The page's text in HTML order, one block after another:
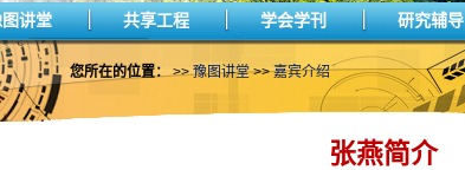
讲堂 共享工程 学会学刊 研究辅导
您所在的位置：>>豫图讲堂>>嘉宾介绍
张燕简介